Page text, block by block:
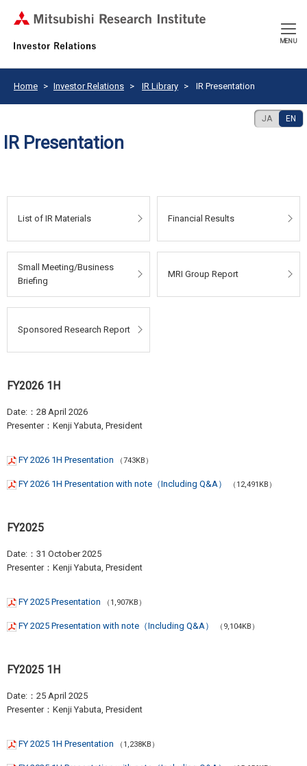
CLOSE
MENU
Home Investor Relations IR Library IR Presentation
IR Presentation
JA EN
List of IR Materials Financial Results
Small Meeting/Business
Briefing
MRI Group Report
Sponsored Research Report
FY2026 1H
Date:：28 April 2026
Presenter：Kenji Yabuta, President
FY 2026 1H Presentation （743KB）
FY 2026 1H Presentation with note（Including Q&A） （12,491KB）
FY2025
Date:：31 October 2025
Presenter：Kenji Yabuta, President
FY 2025 Presentation （1,907KB）
FY 2025 Presentation with note（Including Q&A） （9,104KB）
FY2025 1H
Date:：25 April 2025
Presenter：Kenji Yabuta, President
FY 2025 1H Presentation （1,238KB）